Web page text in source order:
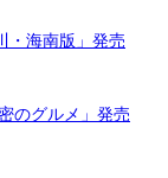
・海南版」発売
のグルメ」発売